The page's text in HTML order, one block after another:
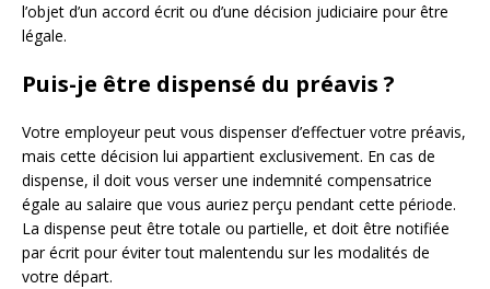
l’objet d’un accord écrit ou d’une décision judiciaire pour être
légale.
Puis-je être dispensé du préavis ?
Votre employeur peut vous dispenser d’effectuer votre préavis,
mais cette décision lui appartient exclusivement. En cas de
dispense, il doit vous verser une indemnité compensatrice
égale au salaire que vous auriez perçu pendant cette période.
La dispense peut être totale ou partielle, et doit être notifiée
par écrit pour éviter tout malentendu sur les modalités de
votre départ.